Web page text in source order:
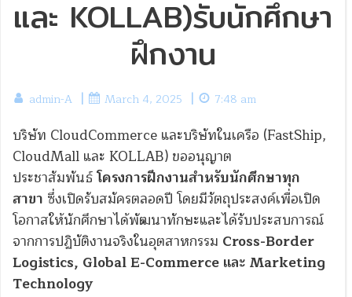
และ KOLLAB)รับนักศึกษา
ฝึกงาน
admin-A | March 4, 2025 | 7:48 am
บริษัท CloudCommerce และบริษัทในเครือ (FastShip,
CloudMall และ KOLLAB) ขออนุญาต
ประชาสัมพันธ์โครงการฝึกงานสำหรับนักศึกษาทุก
สาขา ซึ่งเปิดรับสมัครตลอดปี โดยมีวัตถุประสงค์เพื่อเปิด
โอกาสให้นักศึกษาได้พัฒนาทักษะและได้รับประสบการณ์
จากการปฏิบัติงานจริงในอุตสาหกรรม Cross-Border
Logistics, Global E-Commerce และ Marketing
Technology